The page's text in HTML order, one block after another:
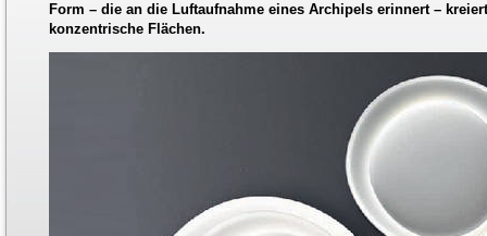
Form – die an die Luftaufnahme eines Archipels erinnert –
konzentrische Flächen.